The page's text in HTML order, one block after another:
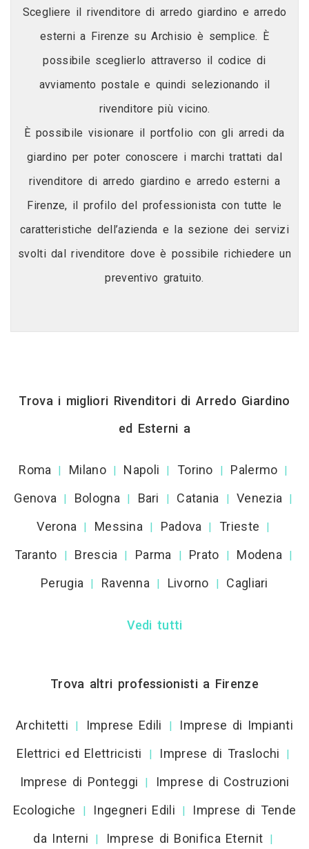
Scegliere il rivenditore di arredo giardino e arredo
esterni a Firenze su Archisio è semplice. È
possibile sceglierlo attraverso il codice di
avviamento postale e quindi selezionando il
rivenditore più vicino.
È possibile visionare il portfolio con gli arredi da
giardino per poter conoscere i marchi trattati dal
rivenditore di arredo giardino e arredo esterni a
Firenze, il profilo del professionista con tutte le
caratteristiche dell’azienda e la sezione dei servizi
svolti dal rivenditore dove è possibile richiedere un
preventivo gratuito.
Trova i migliori Rivenditori di Arredo Giardino
ed Esterni a
Roma Milano Napoli Torino Palermo
Genova Bologna Bari Catania Venezia
Verona Messina Padova Trieste
Taranto Brescia Parma Prato Modena
Perugia Ravenna Livorno Cagliari
Vedi tutti
Trova altri professionisti a Firenze
Architetti Imprese Edili
Imprese di Impianti
Elettrici ed Elettricisti
Imprese di Traslochi
Imprese di Ponteggi
Imprese di Costruzioni
Ecologiche
Ingegneri Edili
Imprese di Tende
da Interni
Imprese di Bonifica Eternit